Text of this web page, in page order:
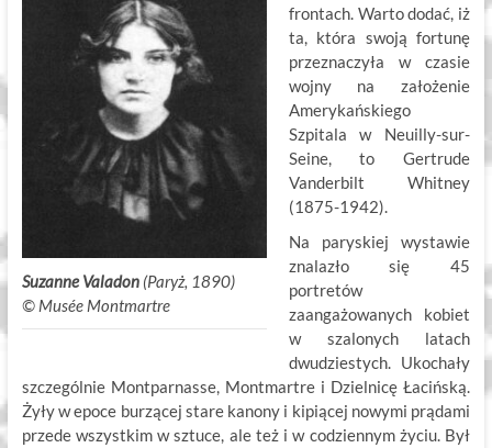
Suzanne Valadon(Paryż, 1890)
©. Musée Montmartre
frontach. Warto dodać, iż
ta, która swoją fortunę
przeznaczyła w czasie
wojny na założenie
Amerykańskiego
Szpitala w Neuilly-sur-
Seine, to Gertrude
Vanderbilt Whitney
(1875-1942).
Na paryskiej wystawie
znalazło się 45
portretów
zaangażowanych kobiet
w szalonych latach
dwudziestych. Ukochały
szczególnie Montparnasse, Montmartre i Dzielnicę Łacińską.
Żyły w epoce burzącej stare kanony i kipiącej nowymi prądami
przede wszystkim w sztuce, ale też i w codziennym życiu. Był